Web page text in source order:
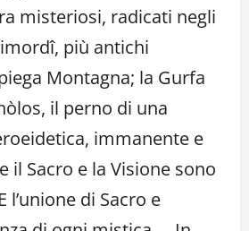
misteriosi, radicati negli
più antichi
Montagna; la Gurfa
il perno di una
immanente e
il Sacro e la Visione sono
l’unione di Sacro e